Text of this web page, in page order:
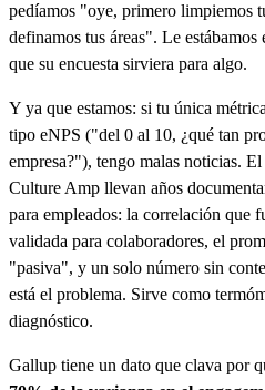
pedíamos "oye, primero limpiemos
definamos tus áreas". Le
que su encuesta sirviera para algo.
Y ya que estamos: si tu única
tipo eNPS ("del 0 al 10, ¿qué tan
empresa?"), tengo malas noticias.
Culture Amp llevan años
para empleados: la correlación que
validada para colaboradores, el
"pasiva", y un solo número sin
está el problema. Sirve como
diagnóstico.
Gallup tiene un dato que clava por